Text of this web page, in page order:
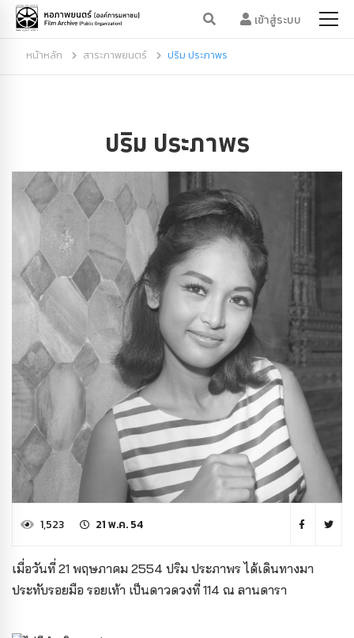
เข้าสู่ระบบ
หน้าหลัก สาระภาพยนตร์ ปริม ประภาพร
ปริม ประภาพร
1,523 21 พ.ค. 54
เมื่อวันที่ 21 พฤษภาคม 2554 ปริม ประภาพร ได้เดินทางมา
ประทับรอยมือ รอยเท้า เป็นดาวดวงที่ 114 ณ ลานดารา